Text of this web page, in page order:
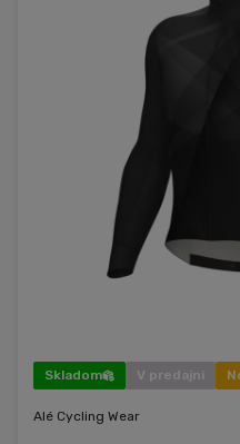
Skladom V predajni
Alé Cycling Wear